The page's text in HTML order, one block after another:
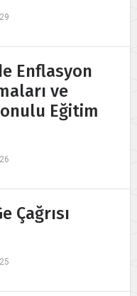
Enflasyon
ve
Eğitim
Çağrısı